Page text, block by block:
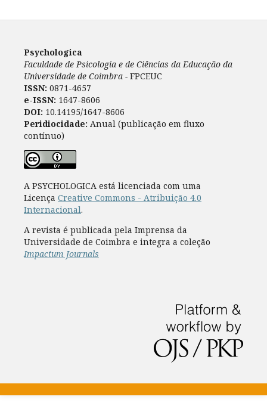
Psychologica
Faculdade de Psicologia e de Ciências da Educação da
Universidade de Coimbra - FPCEUC
ISSN: 0871-4657
e-ISSN: 1647-8606
DOI: 10.14195/1647-8606
Peridiocidade: Anual (publicação em fluxo
contínuo)
A PSYCHOLOGICA está licenciada com uma
Licença Creative Commons - Atribuição 4.0
Internacional.
A revista é publicada pela Imprensa da
Universidade de Coimbra e integra a coleção
Impactum Journals